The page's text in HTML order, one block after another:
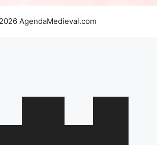
AgendaMedieval.com